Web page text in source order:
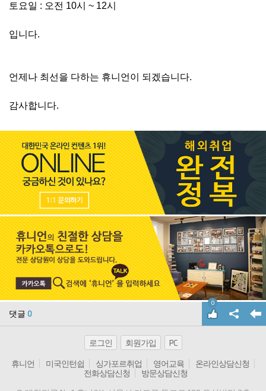
토요일 : 오전 10시 ~ 12시
입니다.
언제나 최선을 다하는 휴니언이 되겠습니다.
감사합니다.
댓글 0
0
로그인 회원가입 PC
휴니언 미국인턴쉽 싱가포르취업 영어교육
온라인상담신청
전화상담신청
방문상담신청